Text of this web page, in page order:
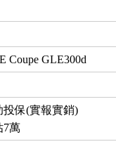
Coupe GLE300d
保(實報實銷)
7萬